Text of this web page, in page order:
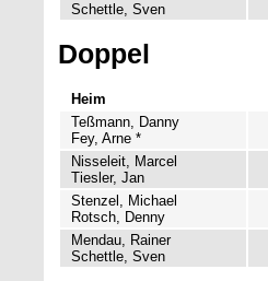
Schettle, Sven
Doppel
Heim
Teßmann, Danny
Fey, Arne *
Nisseleit, Marcel
Tiesler, Jan
Stenzel, Michael
Rotsch, Denny
Mendau, Rainer
Schettle, Sven